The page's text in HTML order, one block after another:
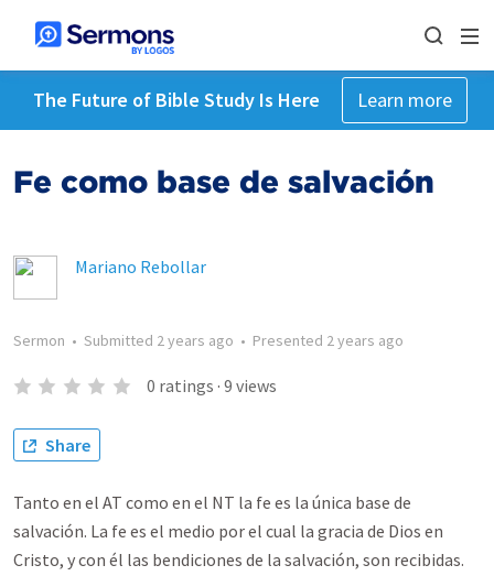
The Future of Bible Study Is Here Learn more
Fe como base de salvación
Mariano Rebollar
Sermon • Submitted 2 years ago • Presented 2 years ago
0 ratings · 9 views
Share
Tanto en el AT como en el NT la fe es la única base de
salvación. La fe es el medio por el cual la gracia de Dios en
Cristo, y con él las bendiciones de la salvación, son recibidas.